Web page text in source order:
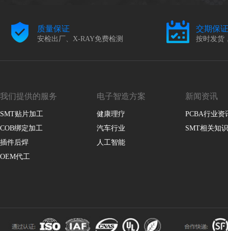
质量保证
安检出厂、X-RAY免费检测
交期保证
按时发货
我们提供的服务
SMT贴片加工
COB绑定加工
插件后焊
OEM代工
电子智造方案
健康理疗
汽车行业
人工智能
新闻资讯
PCBA行业资
SMT相关知